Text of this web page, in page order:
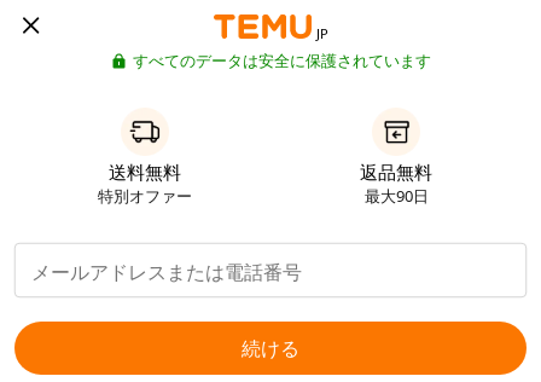
JP
すべてのデータは安全に保護されています
送料無料
特別オファー
返品無料
最大90日
続ける